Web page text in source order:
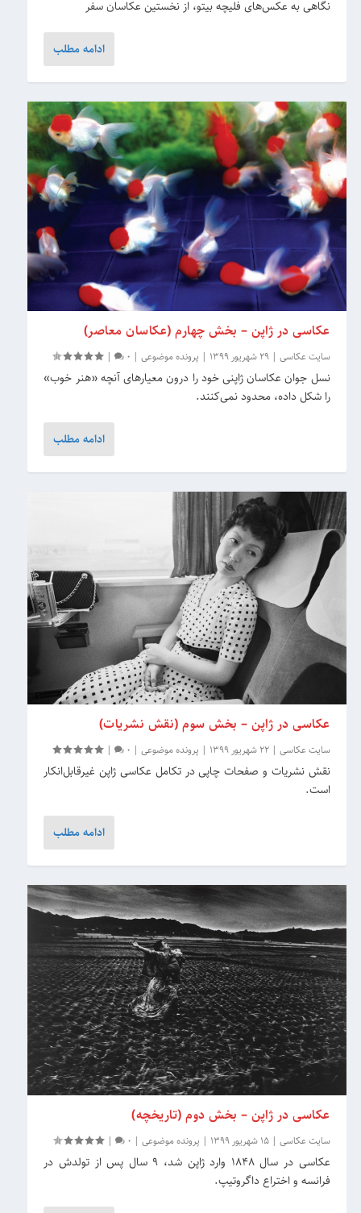
نگاهی به عکس‌های فلیچه بیتو، از نخستین عکاسان سفر
ادامه مطلب
عکاسی در ژاپن – بخش چهارم (عکاسان معاصر)
سایت عکاسی |29 شهریور 1399 | پرونده موضوعی |
0
|
نسل جوان عکاسان ژاپنی خود را درون معیارهای آنچه «هنر خوب»
را شکل داده، محدود نمی‌کنند.
ادامه مطلب
عکاسی در ژاپن – بخش سوم (نقش نشریات)
سایت عکاسی |22 شهریور 1399 | پرونده موضوعی |
0
|
نقش نشریات و صفحات چاپی در تکامل عکاسی ژاپن غیرقابل‌انکار
است.
ادامه مطلب
عکاسی در ژاپن – بخش دوم (تاریخچه)
سایت عکاسی |15 شهریور 1399 | پرونده موضوعی |
0
|
عکاسی در سال 1848 وارد ژاپن شد، 9 سال پس از تولدش در
فرانسه و اختراع داگروتیپ.